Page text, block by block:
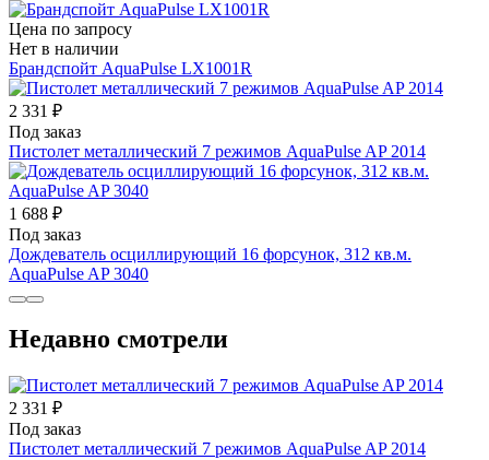
Цена по запросу
Нет в наличии
Брандспойт AquaPulse LX1001R
2 331 ₽
Под заказ
Пистолет металлический 7 режимов AquaPulse AP 2014
1 688 ₽
Под заказ
Дождеватель осциллирующий 16 форсунок, 312 кв.м.
AquaPulse AP 3040
Недавно смотрели
2 331 ₽
Под заказ
Пистолет металлический 7 режимов AquaPulse AP 2014